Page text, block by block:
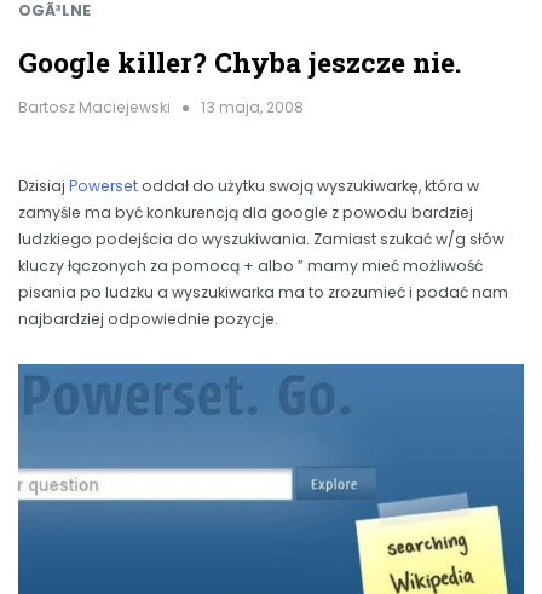
OGÃ³LNE
Google killer? Chyba jeszcze nie.
Bartosz Maciejewski 13 maja, 2008
Dzisiaj Powersetoddał do użytku swoją wyszukiwarkę, która w
zamyśle ma być konkurencją dla google z powodu bardziej
ludzkiego podejścia do wyszukiwania. Zamiast szukać w/g słów
kluczy łączonych za pomocą + albo ” mamy mieć możliwość
pisania po ludzku a wyszukiwarka ma to zrozumieć i podać nam
najbardziej odpowiednie pozycje.